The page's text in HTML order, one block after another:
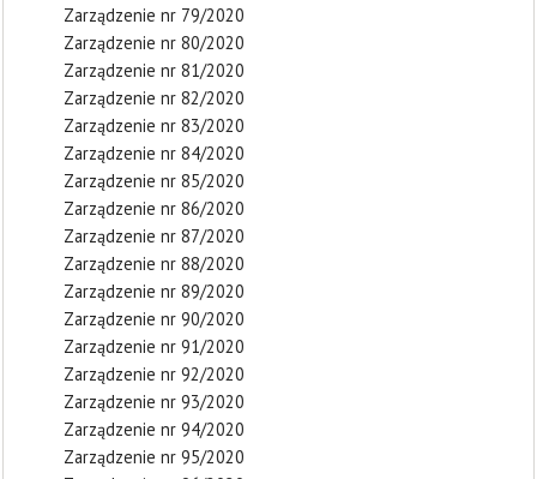
Zarządzenie nr 79/2020
Zarządzenie nr 80/2020
Zarządzenie nr 81/2020
Zarządzenie nr 82/2020
Zarządzenie nr 83/2020
Zarządzenie nr 84/2020
Zarządzenie nr 85/2020
Zarządzenie nr 86/2020
Zarządzenie nr 87/2020
Zarządzenie nr 88/2020
Zarządzenie nr 89/2020
Zarządzenie nr 90/2020
Zarządzenie nr 91/2020
Zarządzenie nr 92/2020
Zarządzenie nr 93/2020
Zarządzenie nr 94/2020
Zarządzenie nr 95/2020